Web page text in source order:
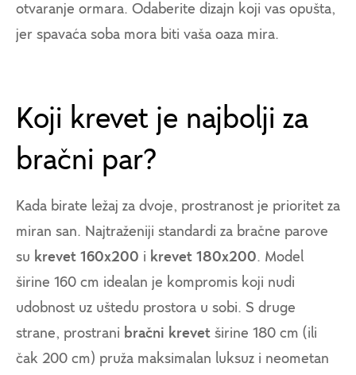
otvaranje ormara. Odaberite dizajn koji vas opušta,
jer spavaća soba mora biti vaša oaza mira.
Koji krevet je najbolji za
bračni par?
Kada birate ležaj za dvoje, prostranost je prioritet za
miran san. Najtraženiji standardi za bračne parove
su krevet 160x200 i krevet 180x200. Model
širine 160 cm idealan je kompromis koji nudi
udobnost uz uštedu prostora u sobi. S druge
strane, prostrani bračni krevet širine 180 cm (ili
čak 200 cm) pruža maksimalan luksuz i neometan